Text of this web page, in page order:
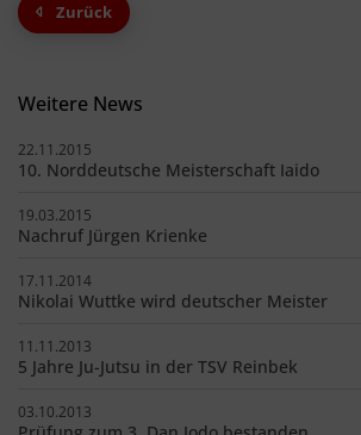
Zurück
Weitere News
22.11.2015
10. Norddeutsche Meisterschaft Iaido
19.03.2015
Nachruf Jürgen Krienke
17.11.2014
Nikolai Wuttke wird deutscher Meister
11.11.2013
5 Jahre Ju-Jutsu in der TSV Reinbek
03.10.2013